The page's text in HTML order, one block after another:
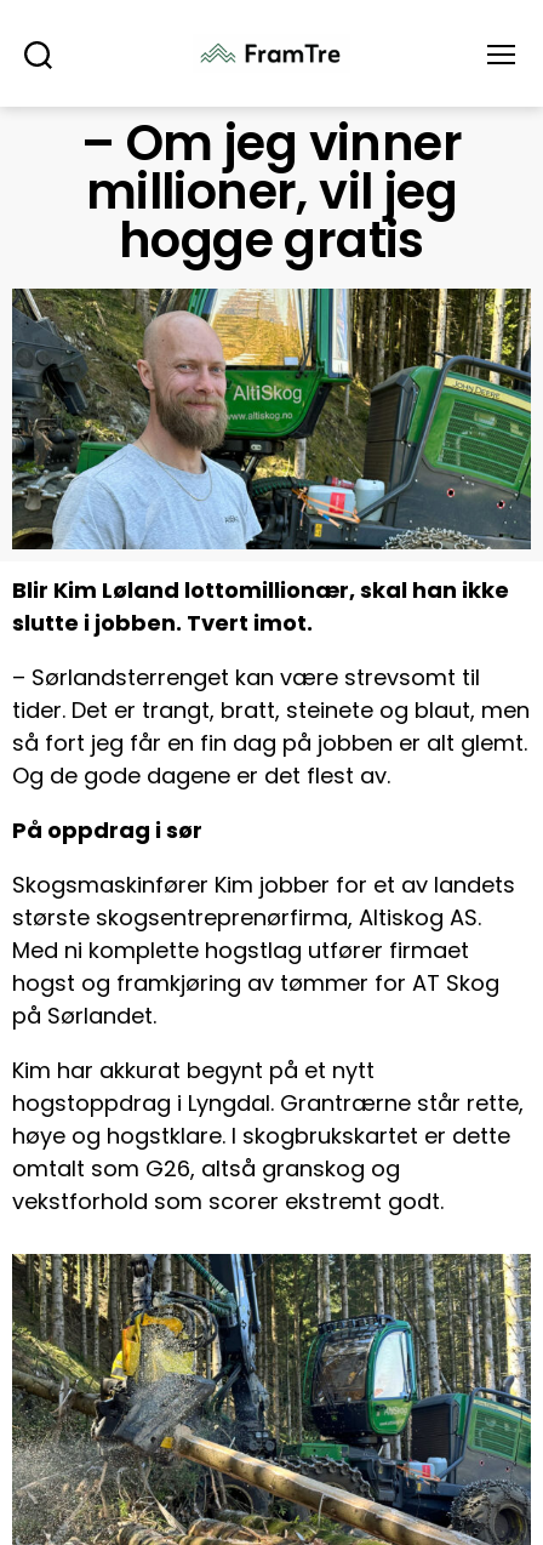
– Om jeg vinner
millioner, vil jeg
hogge gratis
Blir Kim Løland lottomillionær, skal han ikke
slutte i jobben. Tvert imot.
– Sørlandsterrenget kan være strevsomt til
tider. Det er trangt, bratt, steinete og blaut, men
så fort jeg får en fin dag på jobben er alt glemt.
Og de gode dagene er det flest av.
På oppdrag i sør
Skogsmaskinfører Kim jobber for et av landets
største skogsentreprenørfirma, Altiskog AS.
Med ni komplette hogstlag utfører firmaet
hogst og framkjøring av tømmer for AT Skog
på Sørlandet.
Kim har akkurat begynt på et nytt
hogstoppdrag i Lyngdal. Grantrærne står rette,
høye og hogstklare. I skogbrukskartet er dette
omtalt som G26, altså granskog og
vekstforhold som scorer ekstremt godt.